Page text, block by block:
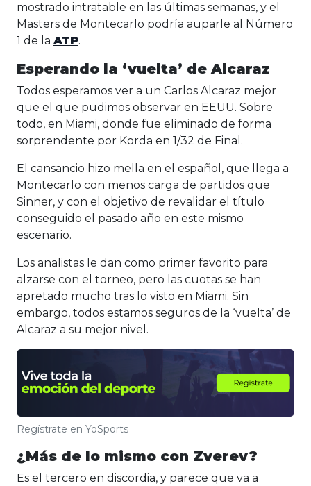
mostrado intratable en las últimas semanas, y el
Masters de Montecarlo podría auparle al Número
1 de laATP.
Esperando la ‘vuelta’ de Alcaraz
Todos esperamos ver a un Carlos Alcaraz mejor
que el que pudimos observar en EEUU. Sobre
todo, en Miami, donde fue eliminado de forma
sorprendente por Korda en 1/32 de Final.
El cansancio hizo mella en el español, que llega a
Montecarlo con menos carga de partidos que
Sinner, y con el objetivo de revalidar el título
conseguido el pasado año en este mismo
escenario.
Los analistas le dan como primer favorito para
alzarse con el torneo, pero las cuotas se han
apretado mucho tras lo visto en Miami. Sin
embargo, todos estamos seguros de la ‘vuelta’ de
Alcaraz a su mejor nivel.
Regístrate en YoSports
¿Más de lo mismo con Zverev?
Es el tercero en discordia, y parece que va a